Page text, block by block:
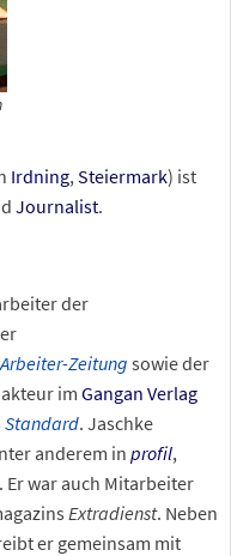
Irdning,Steiermark) ist
Journalist.
der
Arbeiter-Zeitung sowie der
im Gangan Verlag
Standard. Jaschke
anderem in profil,
. Er war auch Mitarbeiter
Extradienst. Neben
er gemeinsam mit